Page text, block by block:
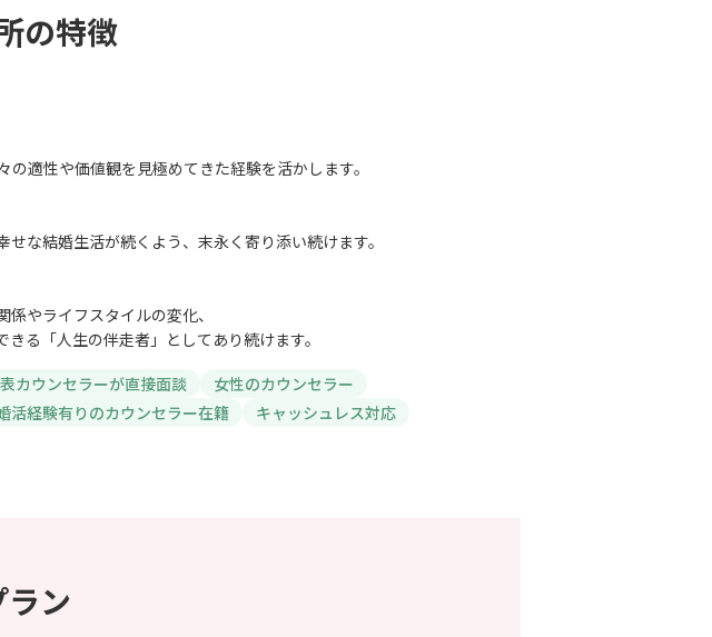
の特徴
適性や価値観を見極めてきた経験を活かします。
な結婚生活が続くよう、末永く寄り添い続けます。
やライフスタイルの変化、
る「人生の伴走者」としてあり続けます。
カウンセラーが直接面談
女性のカウンセラー
活経験有りのカウンセラー在籍
キャッシュレス対応
ン